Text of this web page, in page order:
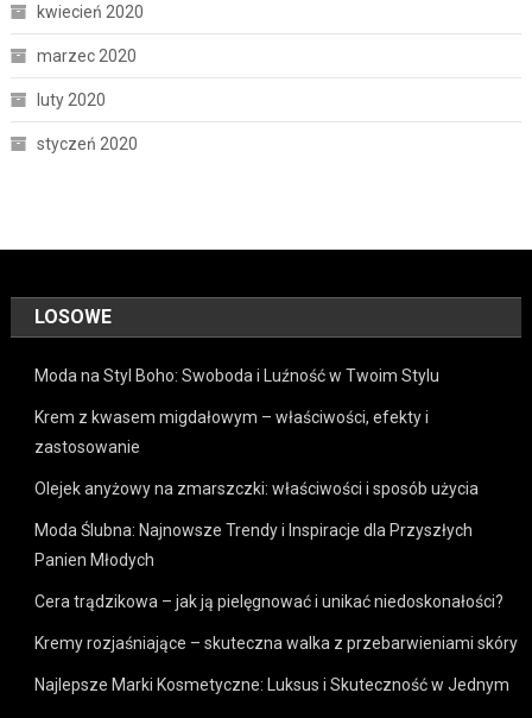
kwiecień 2020
marzec 2020
luty 2020
styczeń 2020
LOSOWE
Moda na Styl Boho: Swoboda i Luźność w Twoim Stylu
Krem z kwasem migdałowym – właściwości, efekty i
zastosowanie
Olejek anyżowy na zmarszczki: właściwości i sposób użycia
Moda Ślubna: Najnowsze Trendy i Inspiracje dla Przyszłych
Panien Młodych
Cera trądzikowa – jak ją pielęgnować i unikać niedoskonałości?
Kremy rozjaśniające – skuteczna walka z przebarwieniami skóry
Najlepsze Marki Kosmetyczne: Luksus i Skuteczność w Jednym